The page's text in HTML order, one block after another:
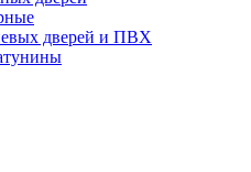
дверей и ПВХ